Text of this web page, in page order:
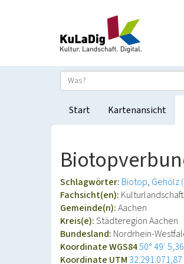
Start Kartenansicht
Schlagwörter: Biotop Gehölz
Fachsicht(en):
Gemeinde(n):Aachen
Kreis(e):Städteregion Aachen
Bundesland: Nordrhein-
Koordinate WGS8450° 49′
Koordinate UTM